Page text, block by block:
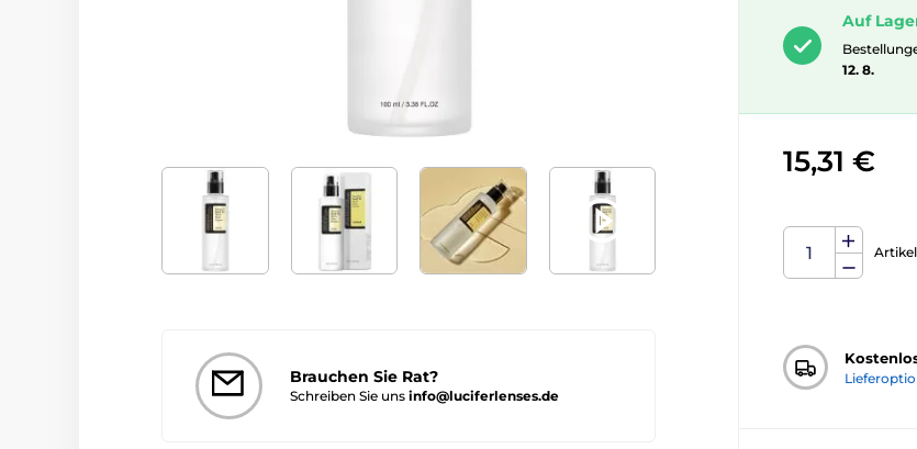
Brauchen Sie Rat?
Schreiben Sie uns info@luciferlenses.de
Auf
12. 8.
15,31 €
Artikel